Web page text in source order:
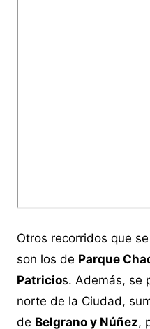
Otros recorridos que
son los de Parque
Patricios. Además, se
norte de la Ciudad,
de Belgrano y Núñez,